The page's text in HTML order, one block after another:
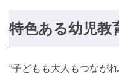
特色ある幼児教
“子どもも大人もつなが